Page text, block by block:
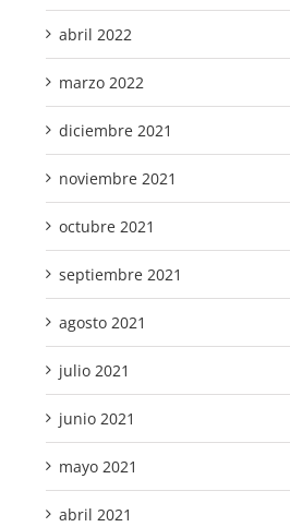
abril 2022
marzo 2022
diciembre 2021
noviembre 2021
octubre 2021
septiembre 2021
agosto 2021
julio 2021
junio 2021
mayo 2021
abril 2021